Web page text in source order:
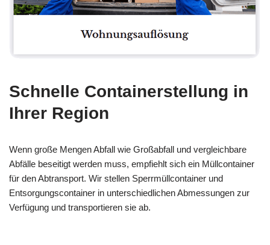
Schnelle Containerstellung in
Ihrer Region
Wenn große Mengen Abfall wie Großabfall und vergleichbare
Abfälle beseitigt werden muss, empfiehlt sich ein Müllcontainer
für den Abtransport. Wir stellen Sperrmüllcontainer und
Entsorgungscontainer in unterschiedlichen Abmessungen zur
Verfügung und transportieren sie ab.